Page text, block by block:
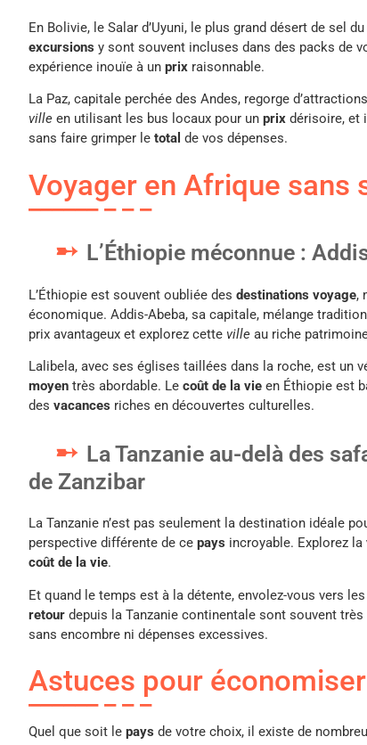
En Bolivie, le Salar d’Uyuni, le plus grand désert de sel
excursions y sont souvent incluses dans des packs de
expérience inouïe à un prix raisonnable.
La Paz, capitale perchée des Andes, regorge
ville en utilisant les bus locaux pour un prix dérisoire, et
sans faire grimper le total de vos dépenses.
Voyager en Afrique sans
L’Éthiopie méconnue :
L’Éthiopie est souvent oubliée des destinations voyage,
économique. Addis-Abeba, sa capitale, mélange
prix avantageux et explorez cette ville au riche
Lalibela, avec ses églises taillées dans la roche, est un
moyen très abordable. Le coût de la vie en Éthiopie est
des vacances riches en découvertes culturelles.
La Tanzanie au-delà des
de Zanzibar
La Tanzanie n’est pas seulement la destination idéale
perspective différente de ce pays incroyable. Explorez la
coût de la vie.
Et quand le temps est à la détente, envolez-vous vers
retour depuis la Tanzanie continentale sont souvent
sans encombre ni dépenses excessives.
Astuces pour
Quel que soit le pays de votre choix, il existe de